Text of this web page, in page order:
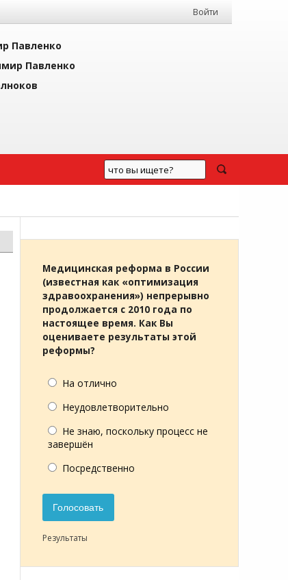
Войти
Павленко
Павленко
Медицинская реформа в России
(известная как «оптимизация
здравоохранения») непрерывно
продолжается с 2010 года по
настоящее время. Как Вы
оцениваете результаты этой
реформы?
На отлично
Неудовлетворительно
Не знаю, поскольку процесс не
завершён
Посредственно
Голосовать
Результаты